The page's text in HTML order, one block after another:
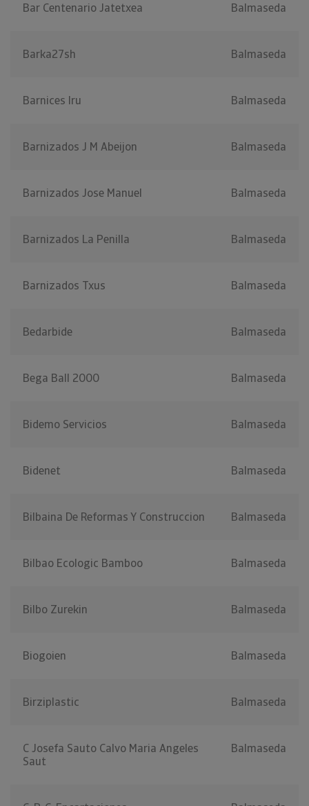
Bar Centenario Jatetxea Balmaseda
Barka27sh Balmaseda
Barnices Iru Balmaseda
Barnizados J M Abeijon Balmaseda
Barnizados Jose Manuel Balmaseda
Barnizados La Penilla Balmaseda
Barnizados Txus Balmaseda
Bedarbide Balmaseda
Bega Ball 2000 Balmaseda
Bidemo Servicios Balmaseda
Bidenet Balmaseda
Bilbaina De Reformas Y Construccion Balmaseda
Bilbao Ecologic Bamboo Balmaseda
Bilbo Zurekin Balmaseda
Biogoien Balmaseda
Birziplastic Balmaseda
C Josefa Sauto Calvo Maria Angeles
Saut
Balmaseda